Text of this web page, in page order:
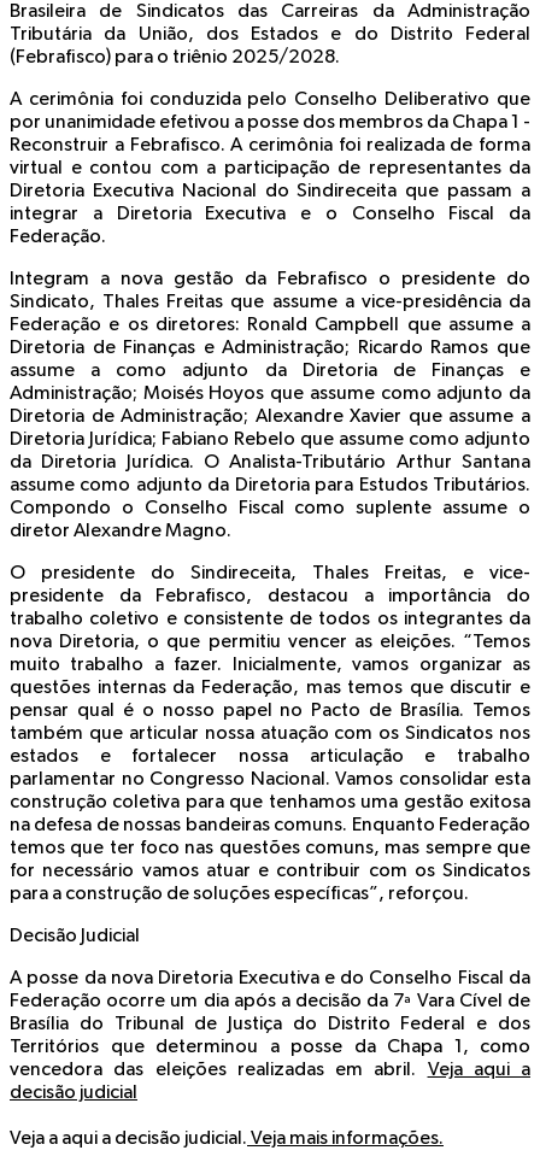
Brasileira de Sindicatos das Carreiras da Administração
Tributária da União, dos Estados e do Distrito Federal
(Febrafisco) para o triênio 2025/2028.
A cerimônia foi conduzida pelo Conselho Deliberativo que
por unanimidade efetivou a posse dos membros da Chapa 1 -
Reconstruir a Febrafisco. A cerimônia foi realizada de forma
virtual e contou com a participação de representantes da
Diretoria Executiva Nacional do Sindireceita que passam a
integrar a Diretoria Executiva e o Conselho Fiscal da
Federação.
Integram a nova gestão da Febrafisco o presidente do
Sindicato, Thales Freitas que assume a vice-presidência da
Federação e os diretores: Ronald Campbell que assume a
Diretoria de Finanças e Administração; Ricardo Ramos que
assume a como adjunto da Diretoria de Finanças e
Administração; Moisés Hoyos que assume como adjunto da
Diretoria de Administração; Alexandre Xavier que assume a
Diretoria Jurídica; Fabiano Rebelo que assume como adjunto
da Diretoria Jurídica. O Analista-Tributário Arthur Santana
assume como adjunto da Diretoria para Estudos Tributários.
Compondo o Conselho Fiscal como suplente assume o
diretor Alexandre Magno.
O presidente do Sindireceita, Thales Freitas, e vice-
presidente da Febrafisco, destacou a importância do
trabalho coletivo e consistente de todos os integrantes da
nova Diretoria, o que permitiu vencer as eleições. “Temos
muito trabalho a fazer. Inicialmente, vamos organizar as
questões internas da Federação, mas temos que discutir e
pensar qual é o nosso papel no Pacto de Brasília. Temos
também que articular nossa atuação com os Sindicatos nos
estados e fortalecer nossa articulação e trabalho
parlamentar no Congresso Nacional. Vamos consolidar esta
construção coletiva para que tenhamos uma gestão exitosa
na defesa de nossas bandeiras comuns. Enquanto Federação
temos que ter foco nas questões comuns, mas sempre que
for necessário vamos atuar e contribuir com os Sindicatos
para a construção de soluções específicas”, reforçou.
Decisão Judicial
A posse da nova Diretoria Executiva e do Conselho Fiscal da
Federação ocorre um dia após a decisão da 7ª Vara Cível de
Brasília do Tribunal de Justiça do Distrito Federal e dos
Territórios que determinou a posse da Chapa 1, como
vencedora das eleições realizadas em abril. Veja aqui a
decisão judicial
Veja a aqui a decisão judicial. Veja mais informações.